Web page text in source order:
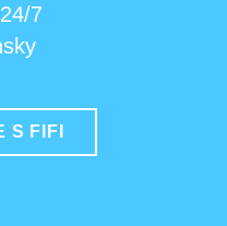
7
S FIFI